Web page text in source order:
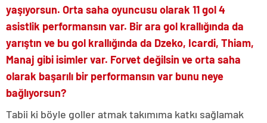
yaşıyorsun. Orta saha oyuncusu olarak 11 gol 4
asistlik performansın var. Bir ara gol krallığında da
yarıştın ve bu gol krallığında da Dzeko, Icardi, Thiam,
Manaj gibi isimler var. Forvet değilsin ve orta saha
olarak başarılı bir performansın var bunu neye
bağlıyorsun?
Tabii ki böyle goller atmak takımıma katkı sağlamak